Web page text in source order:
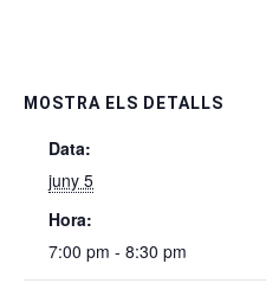
MOSTRA ELS DETALLS
Data:
juny 5
Hora:
7:00 pm - 8:30 pm